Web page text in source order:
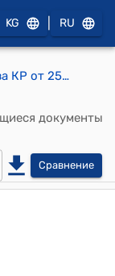
KG RU
Распоряжение Правительства КР от 25 августа 2011 года № 368-р (О выделении денежных средств из резервного фонда Правительства Кыргызской Республики)
документы
Сравнение